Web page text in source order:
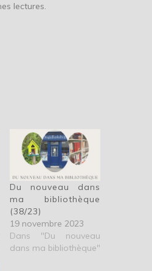
lectures.
Du nouveau dans
ma bibliothèque
(38/23)
19 novembre 2023
Dans "Du nouveau
dans ma bibliothèque"